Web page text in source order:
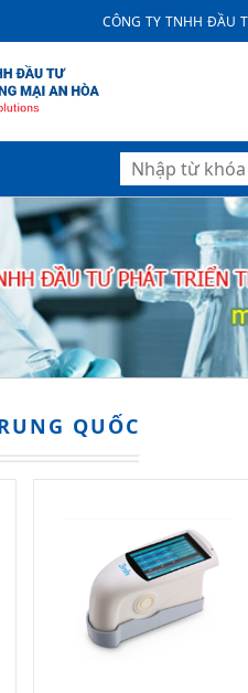
CÔNG TY TNHH ĐẦU
QUỐC